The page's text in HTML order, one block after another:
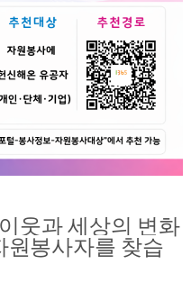
웃과 세상의 변화
원봉사자를 찾습